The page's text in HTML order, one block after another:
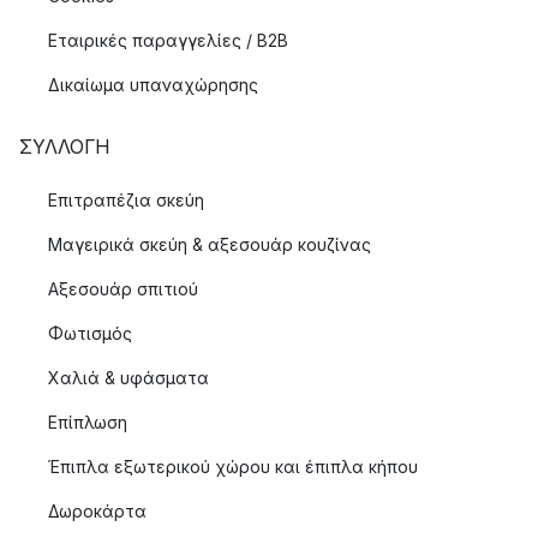
εμβληματικός ελέφαντας από τη σειρά Elephant της Georg
Jensen, που έχει γίνει
ανοιχτήρι μπουκαλιών και παιδικά μαχαιροπήρουνα. Τα
μαχαιροπήρουνα είναι ένα χαρακτηριστικό παράδειγμα
παιχνιδιάρικη διάθεση.
Δημιουργήστε μια ζεστή χριστουγεννιάτικη ατμόσφαιρα με
τα χριστουγεννιάτικα στολίδια της Georg Jensen Αφήστε
χριστουγεννιάτικα στολίδια από την Georg Jensen αυτό το
χειμώνα. Ντύστε το χριστουγεννιάτικο δέντρο σας με
όμορφο πουϊνσέτι στην κορυφή για να ολοκληρώσετε το
δέντρο σας. Μπορείτε επίσης να προσθέσετε κάτι
Εταιρικές παραγγελίες / B2B
Δικαίωμα υπαναχώρησης
ΣΥΛΛΟΓΉ
Επιτραπέζια σκεύη
Μαγειρικά σκεύη & αξεσουάρ κουζίνας
Αξεσουάρ σπιτιού
Φωτισμός
Χαλιά & υφάσματα
Επίπλωση
Έπιπλα εξωτερικού χώρου και έπιπλα κήπου
Δωροκάρτα